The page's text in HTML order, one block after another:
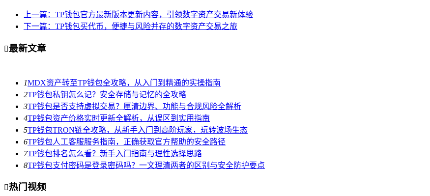
上一篇：TP钱包官方最新版本更新内容，引领数字资产交易新体验
下一篇：TP钱包买代币，便捷与风险并存的数字资产交易之旅
最新文章
1MDX资产转至TP钱包全攻略，从入门到精通的实操指南
2TP钱包私钥怎么记？安全存储与记忆的全攻略
3TP钱包是否支持虚拟交易？厘清边界、功能与合规风险全解析
4TP钱包资产价格实时更新全解析，从误区到实用指南
5TP钱包TRON链全攻略，从新手入门到高阶玩家，玩转波场生态
6TP钱包人工客服服务指南，正确获取官方帮助的安全路径
7TP钱包排名怎么看？新手入门指南与理性选择思路
8TP钱包支付密码是登录密码吗？一文理清两者的区别与安全防护要点
热门视频